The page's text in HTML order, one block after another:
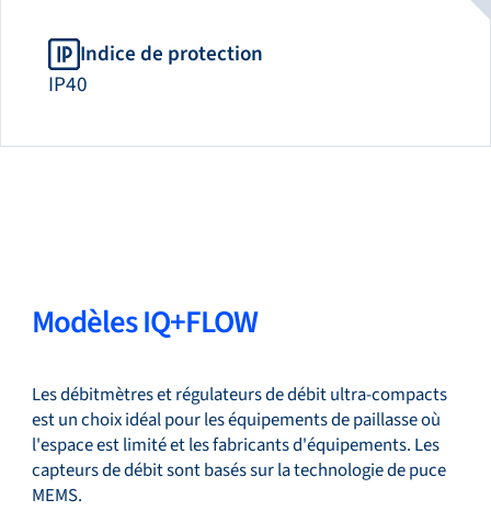
Indice de protection
IP40
Modèles IQ+FLOW
Les débitmètres et régulateurs de débit ultra-compacts
est un choix idéal pour les équipements de paillasse où
l'espace est limité et les fabricants d'équipements. Les
capteurs de débit sont basés sur la technologie de puce
MEMS.